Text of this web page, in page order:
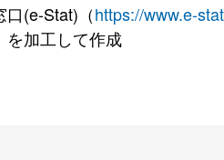
(e-Stat)（https://www.e-
を加工して作成